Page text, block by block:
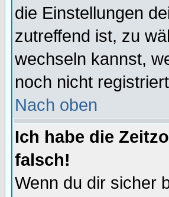
die Einstellungen
zutreffend ist, zu
wechseln kannst,
noch nicht
Nach oben
Ich habe die
falsch!
Wenn du dir sicher